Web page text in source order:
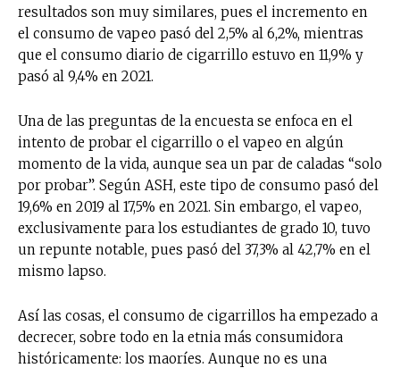
resultados son muy similares, pues el incremento en
el consumo de vapeo pasó del 2,5% al 6,2%, mientras
que el consumo diario de cigarrillo estuvo en 11,9% y
pasó al 9,4% en 2021.
Una de las preguntas de la encuesta se enfoca en el
intento de probar el cigarrillo o el vapeo en algún
momento de la vida, aunque sea un par de caladas “solo
por probar”. Según ASH, este tipo de consumo pasó del
19,6% en 2019 al 17,5% en 2021. Sin embargo, el vapeo,
exclusivamente para los estudiantes de grado 10, tuvo
un repunte notable, pues pasó del 37,3% al 42,7% en el
mismo lapso.
Así las cosas, el consumo de cigarrillos ha empezado a
decrecer, sobre todo en la etnia más consumidora
históricamente: los maoríes. Aunque no es una